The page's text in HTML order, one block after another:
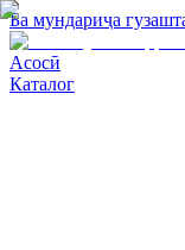
Ба мундариҷа
Асосӣ
Каталог